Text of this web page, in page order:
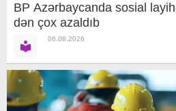
BP Azərbaycanda sosial
dən çox azaldıb
06.08.2026